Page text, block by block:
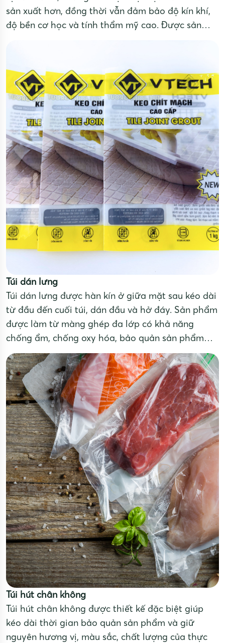
sản xuất hơn, đồng thời vẫn đảm bảo độ kín khí,
độ bền cơ học và tính thẩm mỹ cao. Được sản
loại sản phẩm.
Túi dán lưng
Túi dán lưng được hàn kín ở giữa mặt sau kéo dài
từ đầu đến cuối túi, dán đầu và hở đáy. Sản phẩm
được làm từ màng ghép đa lớp có khả năng
chống ẩm, chống oxy hóa, bảo quản sản phẩm
hiệu quả.
Túi hút chân không
Túi hút chân không được thiết kế đặc biệt giúp
kéo dài thời gian bảo quản sản phẩm và giữ
nguyên hương vị, màu sắc, chất lượng của thực